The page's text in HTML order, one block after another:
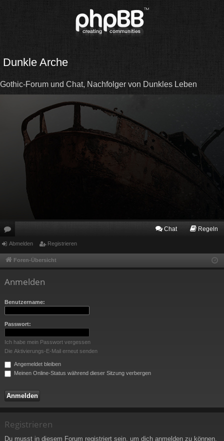
Dunkle Arche
Gothic-Forum und Chat, Nachfolger von Dunkles Leben
or
en
Chat Regeln
Abmelden Registrieren
Foren-Übersicht
Anmelden
Benutzername:
Passwort:
Ich habe mein Passwort vergessen
Die Aktivierungs-E-Mail erneut senden
Angemeldet bleiben
Meinen Online-Status während dieser Sitzung verbergen
Registrieren
Du musst in diesem Forum registriert sein, um dich anmelden zu können.